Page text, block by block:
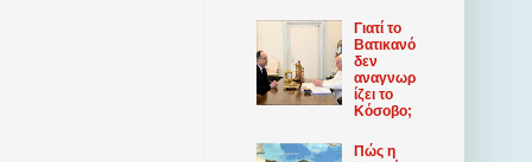
Γιατί το
Βατικανό
δεν
αναγνωρ
ίζει το
Κόσοβο;
Πώς η